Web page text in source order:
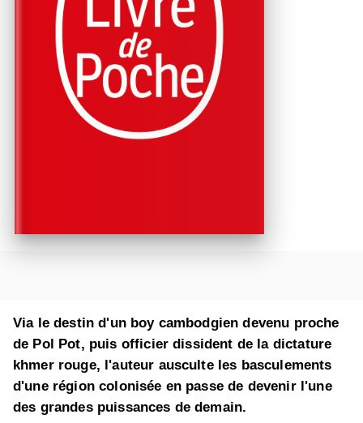
Via le destin d'un boy cambodgien devenu proche
de Pol Pot, puis officier dissident de la dictature
khmer rouge, l'auteur ausculte les basculements
d'une région colonisée en passe de devenir l'une
des grandes puissances de demain.